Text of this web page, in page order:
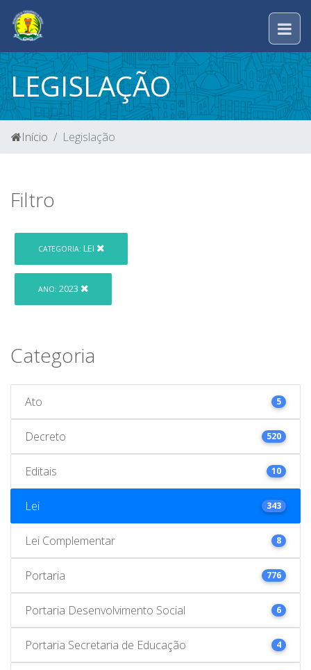
LEGISLAÇÃO
Início Legislação
Filtro
CATEGORIA: LEI
ANO: 2023
Categoria
Ato 5
Decreto 520
Editais 10
Lei 343
Lei Complementar 8
Portaria 776
Portaria Desenvolvimento Social 6
Portaria Secretaria de Educação 4